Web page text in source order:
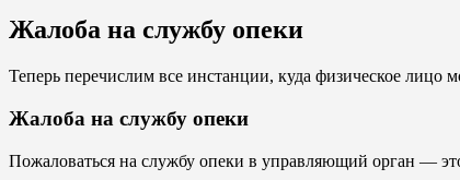
Жалоба на службу опеки
Теперь перечислим все инстанции, куда физическое лицо
Жалоба на службу опеки
Пожаловаться на службу опеки в управляющий орган —